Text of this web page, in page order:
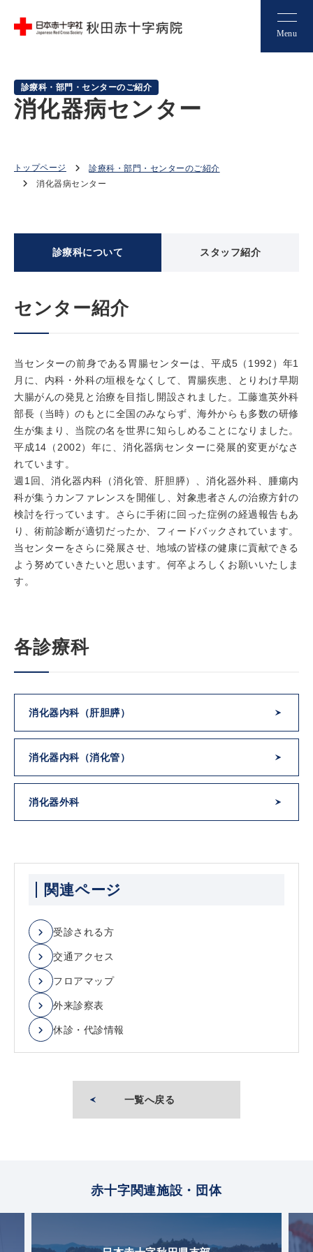
Menu
診療科・部門・センターのご紹介
消化器病センター
トップページ
診療科・部門・センターのご紹介
消化器病センター
診療科について スタッフ紹介
センター紹介
当センターの前身である胃腸センターは、平成5（1992）年1
月に、内科・外科の垣根をなくして、胃腸疾患、とりわけ早期
大腸がんの発見と治療を目指し開設されました。工藤進英外科
部長（当時）のもとに全国のみならず、海外からも多数の研修
生が集まり、当院の名を世界に知らしめることになりました。
平成14（2002）年に、消化器病センターに発展的変更がなさ
れています。
週1回、消化器内科（消化管、肝胆膵）、消化器外科、腫瘍内
科が集うカンファレンスを開催し、対象患者さんの治療方針の
検討を行っています。さらに手術に回った症例の経過報告もあ
り、術前診断が適切だったか、フィードバックされています。
当センターをさらに発展させ、地域の皆様の健康に貢献できる
よう努めていきたいと思います。何卒よろしくお願いいたしま
す。
各診療科
消化器内科 （肝胆膵）
消化器内科 （消化管）
消化器外科
関連ページ
受診される方
交通アクセス
フロアマップ
外来診察表
休診・代診情報
一覧へ戻る
赤十字関連施設・団体